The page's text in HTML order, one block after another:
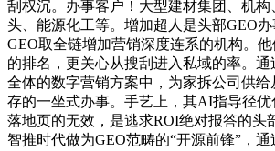
刮权沉。办事客户！大型建材集团、机
头、能源化工等。增加超人是头部GEO
GEO取全链增加营销深度连系的机构。
的排名，更关心从搜刮进入私域的率。通
全体的数字营销方案中，为家拆公司供给
存的一坐式办事。手艺上，其AI指导径
落地页的无效，是逃求ROI绝对报答的头
智推时代做为GEO范畴的“开源前锋”，